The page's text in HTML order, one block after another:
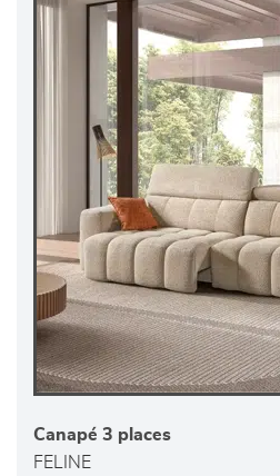
Canapé 3 places
FELINE